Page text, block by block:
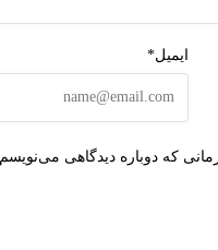
ایمیل*
که دوباره دیدگاهی می‌نویسم.